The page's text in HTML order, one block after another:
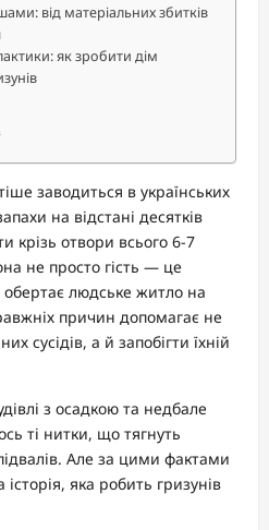
від матеріальних збитків
як зробити дім
заводиться в українських
на відстані десятків
крізь отвори всього 6-7
не просто гість — це
людське житло на
причин допомагає не
сусідів, а й запобігти їхній
з осадкою та недбале
ті нитки, що тягнуть
Але за цими фактами
історія, яка робить гризунів